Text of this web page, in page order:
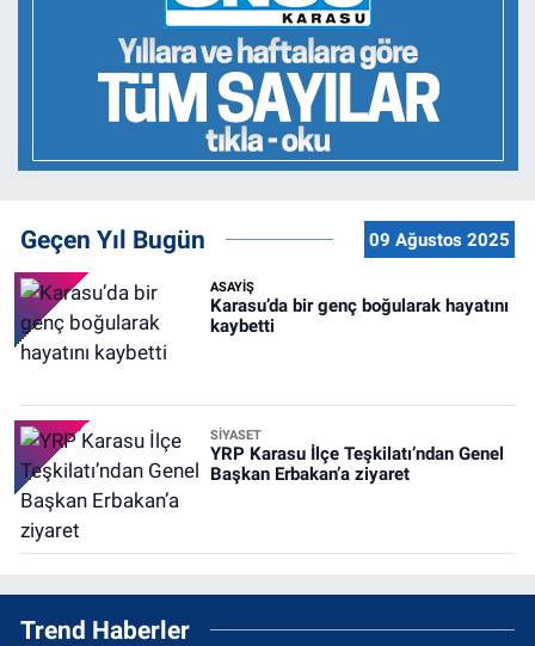
Geçen Yıl Bugün 09 Ağustos 2025
ASAYİŞ
Karasu’da bir genç boğularak hayatını
kaybetti
SİYASET
YRP Karasu İlçe Teşkilatı’ndan Genel
Başkan Erbakan’a ziyaret
Trend Haberler